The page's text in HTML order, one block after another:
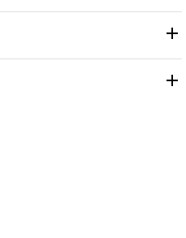
настенный светильник